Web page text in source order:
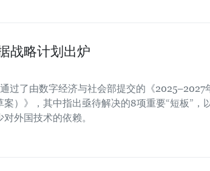
战略计划出炉
过了由数字经济与社会部提交的《2025–2027
案）》，其中指出亟待解决的8项重要“短板”，
外国技术的依赖。